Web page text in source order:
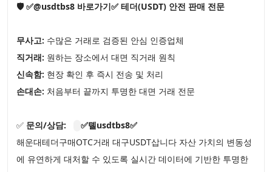
🛡️ ✅@usdtbs8 바로가기✅ 테더(USDT) 안전 판매 전문
무사고: 수많은 거래로 검증된 안심 인증업체
직거래: 원하는 장소에서 대면 직거래 원칙
신속함: 현장 확인 후 즉시 전송 및 처리
손대손: 처음부터 끝까지 투명한 대면 거래 전문
✅ 문의/상담:
✅톌usdtbs8✅
해운대테더구매OTC거래 대구USDT삽니다 자산 가치의 변동성
에 유연하게 대처할 수 있도록 실시간 데이터에 기반한 투명한